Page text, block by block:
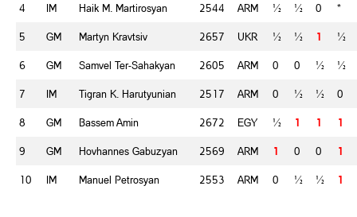
4 IM Haik M. Martirosyan 2544 ARM ½ ½ 0 *
5 GM Martyn Kravtsiv 2657 UKR ½ ½ 1 ½
6 GM Samvel Ter-Sahakyan 2605 ARM 0 0 ½ ½
7 IM Tigran K. Harutyunian 2517 ARM 0 ½ ½ 0
8 GM Bassem Amin 2672 EGY ½ 1 1 1
9 GM Hovhannes Gabuzyan 2569 ARM 1 0 0 1
10 IM Manuel Petrosyan 2553 ARM 0 ½ ½ 1